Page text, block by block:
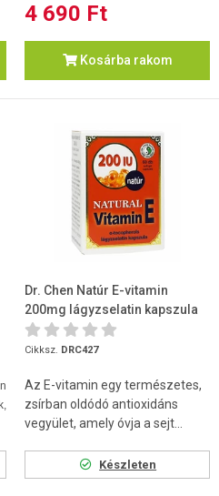
4 690 Ft
Kosárba rakom
Dr. Chen Natúr E-vitamin
200mg lágyzselatin kapszula
60 db
Cikksz. DRC427
Az E-vitamin egy természetes,
zsírban oldódó antioxidáns
vegyület, amely óvja a sejt...
Készleten